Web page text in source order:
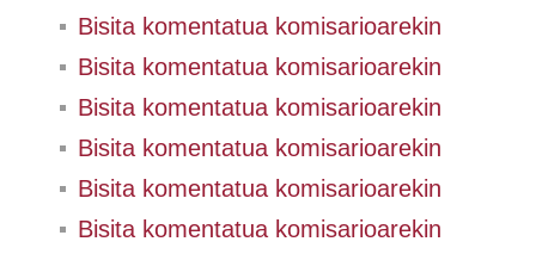
Bisita komentatua komisarioarekin
Bisita komentatua komisarioarekin
Bisita komentatua komisarioarekin
Bisita komentatua komisarioarekin
Bisita komentatua komisarioarekin
Bisita komentatua komisarioarekin